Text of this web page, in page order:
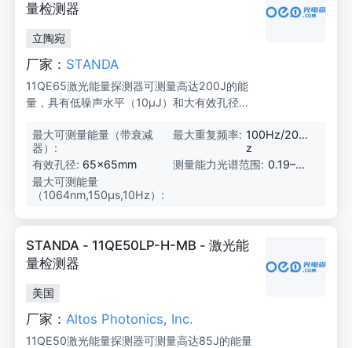
量检测器
立陶宛
厂家： STANDA
11QE65激光能量探测器可测量高达200J的能
量，具有低噪声水平（10μJ）和大有效孔径
验室应用。
最大可测量能量（带衰减
器）:
2
0
J
最大重复频率: 100Hz/20H
z
有效孔径: 65×65mm 测量能力光谱范围: 0.19–20
最大可测能量
（1064nm,150μs,10Hz）:
0
STANDA - 11QE50LP-H-MB - 激光能
量检测器
美国
厂家： Altos Photonics, Inc.
11QE50激光能量探测器可测量高达85J的能量